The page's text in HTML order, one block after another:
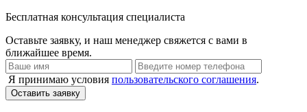
Бесплатная консультация специалиста
Оставьте заявку, и наш менеджер свяжется с вами в
ближайшее время.
Я принимаю условия пользовательского соглашения.
Оставить заявку